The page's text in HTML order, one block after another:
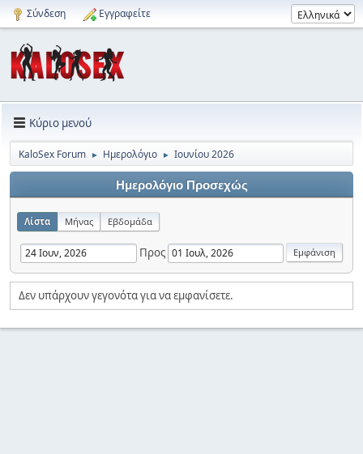
Σύνδεση Εγγραφείτε
Κύριο μενού
KaloSex Forum ► Ημερολόγιο ► Ιουνίου 2026
Ημερολόγιο Προσεχώς
Λίστα Μήνας Εβδομάδα
Προς
Δεν υπάρχουν γεγονότα για να εμφανίσετε.